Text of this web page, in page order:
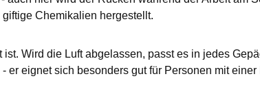
Chemikalien hergestellt.
Wird die Luft abgelassen, passt es in jedes
eignet sich besonders gut für Personen mit